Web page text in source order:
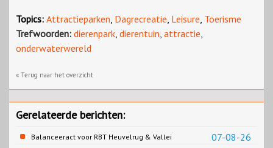
Topics: Attractieparken, Dagrecreatie, Leisure, Toerisme
Trefwoorden: dierenpark, dierentuin, attractie,
onderwaterwereld
« Terug naar het overzicht
Gerelateerde berichten:
07-08-26
Balanceeract voor RBT Heuvelrug & Vallei